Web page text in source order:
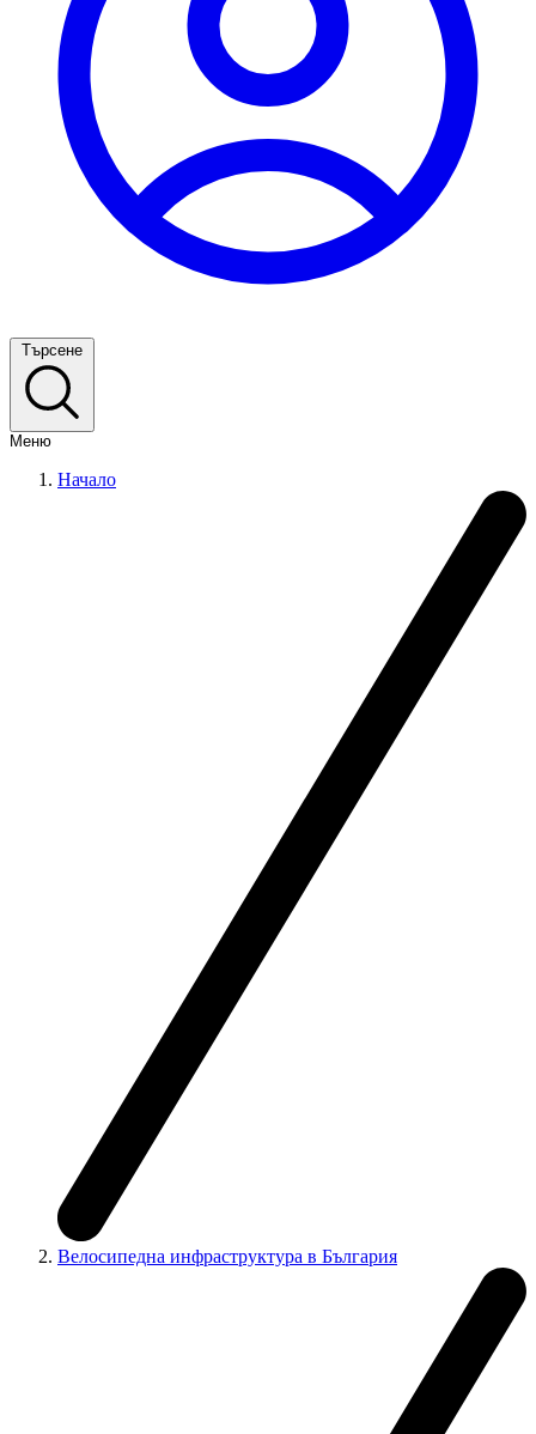
Търсене
Меню
Начало
Велосипедна инфраструктура в България